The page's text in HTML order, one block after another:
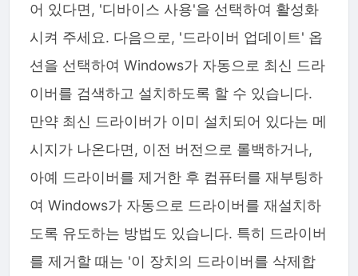
어 있다면, '디바이스 사용'을 선택하여 활성화
시켜 주세요. 다음으로, '드라이버 업데이트' 옵
션을 선택하여 Windows가 자동으로 최신 드라
이버를 검색하고 설치하도록 할 수 있습니다.
만약 최신 드라이버가 이미 설치되어 있다는 메
시지가 나온다면, 이전 버전으로 롤백하거나,
아예 드라이버를 제거한 후 컴퓨터를 재부팅하
여 Windows가 자동으로 드라이버를 재설치하
도록 유도하는 방법도 있습니다. 특히 드라이버
를 제거할 때는 '이 장치의 드라이버를 삭제합